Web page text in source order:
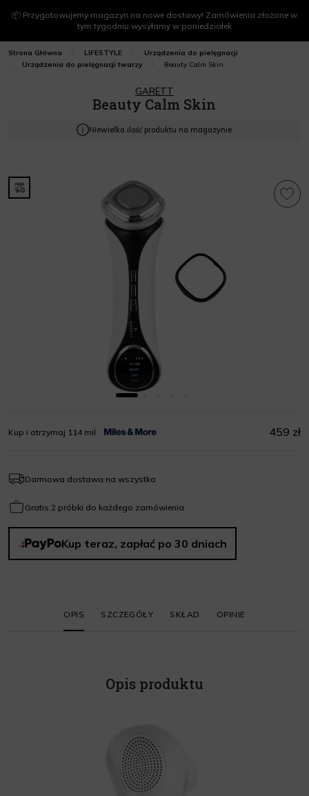
📦 Przygotowujemy magazyn na nowe dostawy! Zamówienia złożone w
tym tygodniu wysyłamy w poniedziałek
Strona Główna LIFESTYLE
Urządzenia do pielęgnacji
Urządzenia do pielęgnacji twarzy
Beauty Calm Skin
GARETT
Beauty Calm Skin
Niewielka ilość produktu na magazynie
Kup i otrzymaj 114 mil 459 zł
Darmowa dostawa na wszystko
Gratis 2 próbki do każdego zamówienia
Kup teraz, zapłać po 30 dniach
OPIS SZCZEGÓŁY SKŁAD OPINIE
Opis produktu